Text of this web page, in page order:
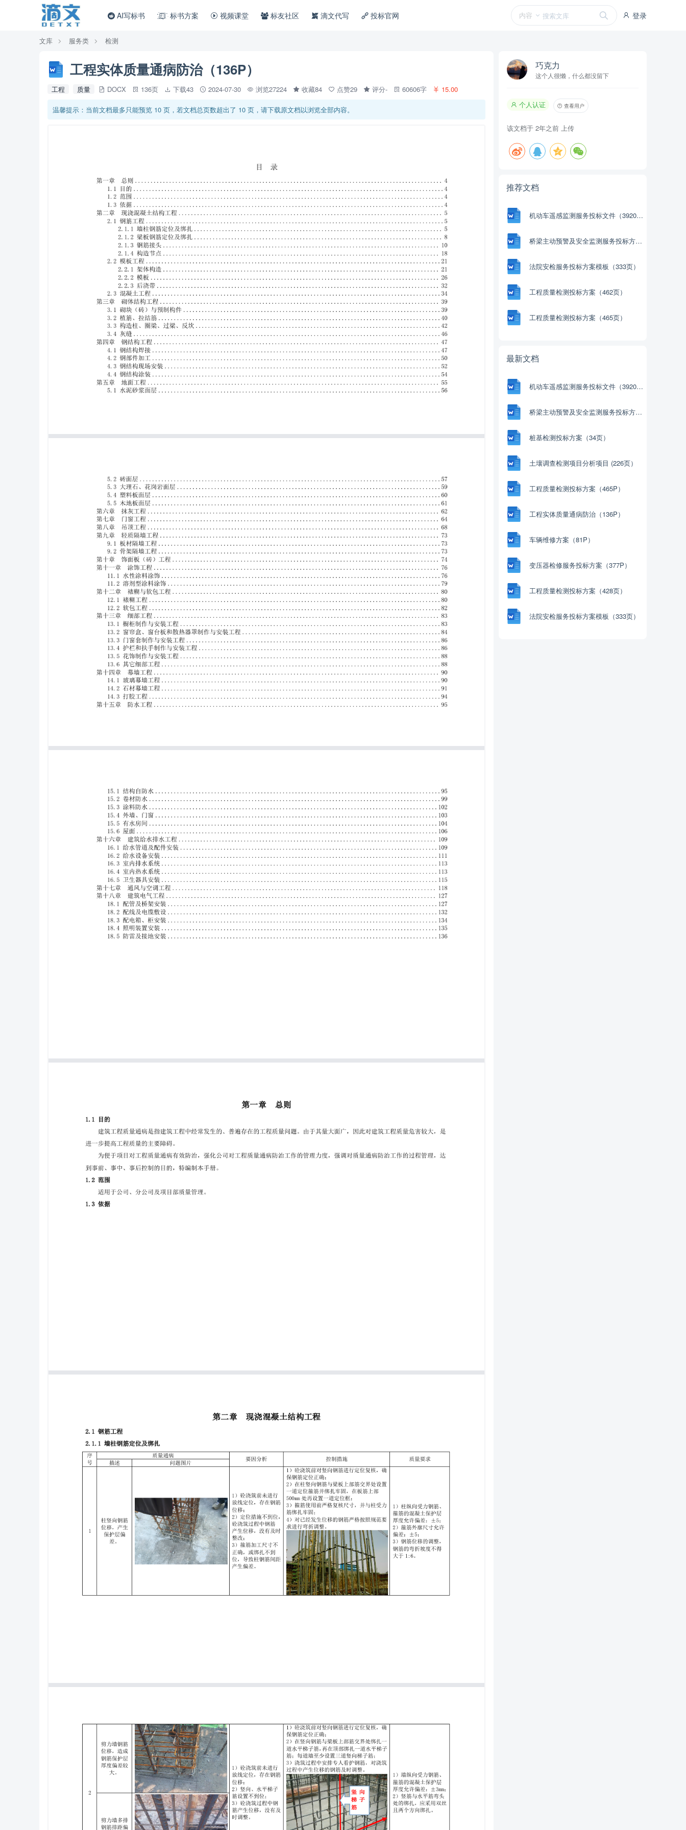
登录
内容
AI写标书 标书方案 视频课堂 标友社区 滴文代写 投标官网
文库 服务类 检测
工程实体质量通病防治（136P）
工程 质量 DOCX 136页 下载43 2024-07-30 浏览27224 收藏84 点赞29 评分- 60606字 15.00
温馨提示：当前文档最多只能预览 10 页，若文档总页数超出了 10 页，请下载原文档以浏览全部内容。
巧克力
这个人很懒，什么都没留下
个人认证 查看用户
该文档于 2年之前 上传
推荐文档
机动车遥感监测服务投标文件（3920页）
桥梁主动预警及安全监测服务投标方案（4471页）
法院安检服务投标方案模板（333页）
工程质量检测投标方案（462页）
工程质量检测投标方案（465页）
最新文档
机动车遥感监测服务投标文件（3920页）
桥梁主动预警及安全监测服务投标方案（4471页）
桩基检测投标方案（34页）
土壤调查检测项目分析项目 (226页）
工程质量检测投标方案（465P）
工程实体质量通病防治（136P）
车辆维修方案（81P）
变压器检修服务投标方案（377P）
工程质量检测投标方案（428页）
法院安检服务投标方案模板（333页）